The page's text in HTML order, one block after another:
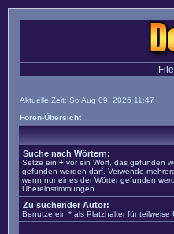
Aktuelle Zeit: So Aug 09, 2026 11:47
Foren-Übersicht
Suche nach Wörtern:
Setze ein + vor ein Wort, das gefunden
gefunden werden darf. Verwende
wenn nur eines der Wörter gefunden
Übereinstimmungen.
Zu suchender Autor:
Benutze ein * als Platzhalter für teilweise